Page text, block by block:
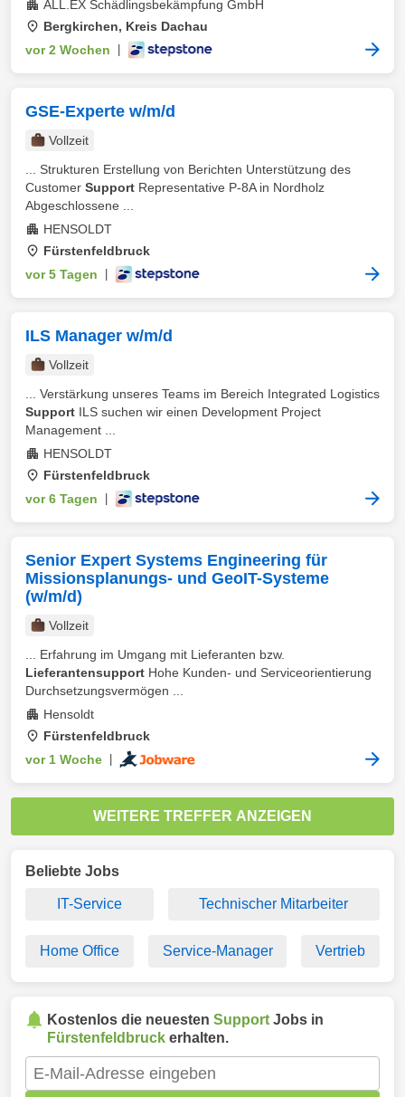
ALL.EX Schädlingsbekämpfung GmbH
Bergkirchen, Kreis Dachau
vor 2 Wochen
GSE-Experte w/m/d
Vollzeit
... Strukturen Erstellung von Berichten Unterstützung des
Customer Support Representative P-8A in Nordholz
Abgeschlossene ...
HENSOLDT
Fürstenfeldbruck
vor 5 Tagen
ILS Manager w/m/d
Vollzeit
... Verstärkung unseres Teams im Bereich Integrated Logistics
Support ILS suchen wir einen Development Project
Management ...
HENSOLDT
Fürstenfeldbruck
vor 6 Tagen
Senior Expert Systems Engineering für
Missionsplanungs- und GeoIT-Systeme
(w/m/d)
Vollzeit
... Erfahrung im Umgang mit Lieferanten bzw.
Lieferantensupport Hohe Kunden- und Serviceorientierung
Durchsetzungsvermögen ...
Hensoldt
Fürstenfeldbruck
vor 1 Woche
WEITERE TREFFER ANZEIGEN
Beliebte Jobs
IT-Service Technischer Mitarbeiter
Home Office Service-Manager Vertrieb
Kostenlos die neuesten Support Jobs in
Fürstenfeldbruck erhalten.